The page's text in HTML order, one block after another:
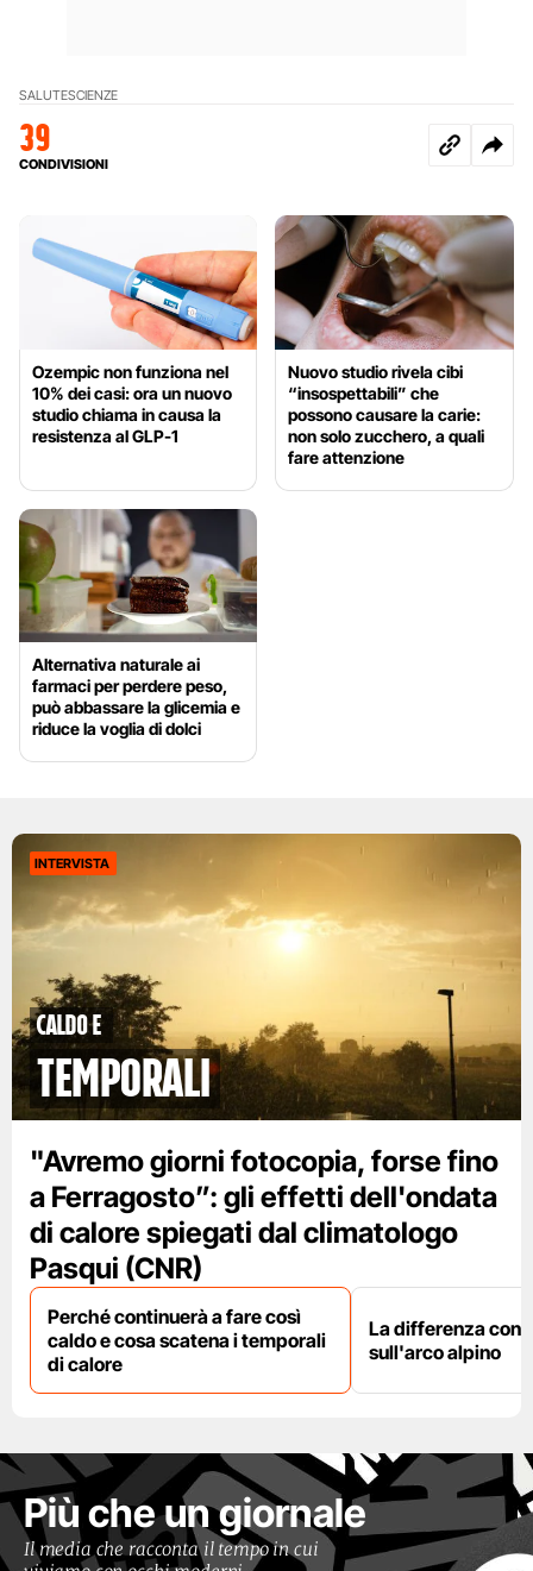
SALUTESCIENZE
39
CONDIVISIONI
Ozempic non funziona nel
10% dei casi: ora un nuovo
studio chiama in causa la
resistenza al GLP-1
Nuovo studio rivela cibi
“insospettabili” che
possono causare la carie:
non solo zucchero, a quali
fare attenzione
Alternativa naturale ai
farmaci per perdere peso,
può abbassare la glicemia e
riduce la voglia di dolci
INTERVISTA
caldo e
temporali
"Avremo giorni fotocopia, forse fino
a Ferragosto”: gli effetti dell'ondata
di calore spiegati dal climatologo
Pasqui (CNR)
Perché continuerà a fare così
caldo e cosa scatena i temporali
di calore
La differenza con
sull'arco alpino
Più che un giornale
Il media che racconta il tempo in cui